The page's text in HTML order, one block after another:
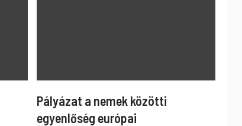
Pályázat a nemek közötti
egyenlőség európai